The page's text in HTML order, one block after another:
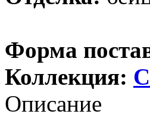
Форма
Коллекция:
Описание